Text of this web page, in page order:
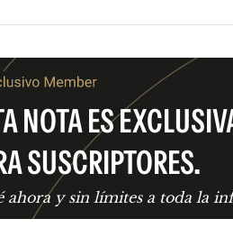
NOTA ES
SUSCRIPTORES.
ahora y sin límites a toda la